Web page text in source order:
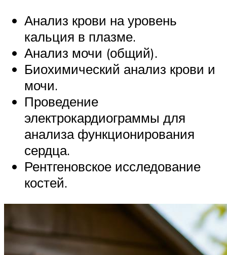
Анализ крови на уровень
кальция в плазме.
Анализ мочи (общий).
Биохимический анализ крови и
мочи.
Проведение
электрокардиограммы для
анализа функционирования
сердца.
Рентгеновское исследование
костей.